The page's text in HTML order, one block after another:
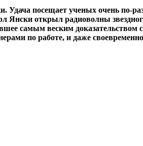
Удача посещает ученых очень по-
открыл радиоволны
самым веским доказательством
по работе, и даже